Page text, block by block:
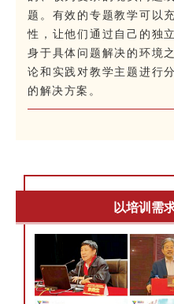
题。有效的专题教学可以
性，让他们通过自己的独
身于具体问题解决的环境
论和实践对教学主题进行
的解决方案。
以培训需